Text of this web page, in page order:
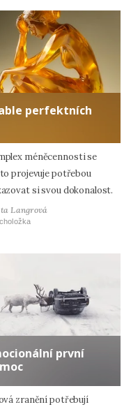
perfektních
méněcennosti se
projevuje potřebou
si svou dokonalost.
Langrová
první
zranění potřebují